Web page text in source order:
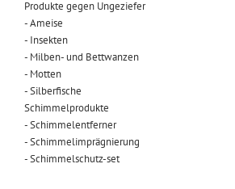
Produkte gegen Ungeziefer
- Ameise
- Insekten
- Milben- und Bettwanzen
- Motten
- Silberfische
Schimmelprodukte
- Schimmelentferner
- Schimmelimprägnierung
- Schimmelschutz-set